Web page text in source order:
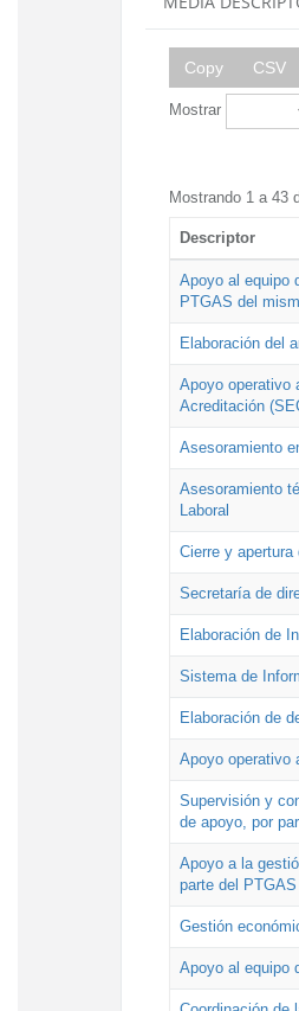
Copy CSV
Mostrar
Mostrando 1 a 43
Descriptor
Apoyo al equipo
PTGAS del
Elaboración del
Apoyo operativo
Acreditación
Asesoramiento
Asesoramiento
Laboral
Cierre y
Secretaría de
Elaboración de
Sistema de
Elaboración de
Apoyo operativo
Supervisión y
de apoyo, por
Apoyo a la
parte del
Gestión
Apoyo al equipo